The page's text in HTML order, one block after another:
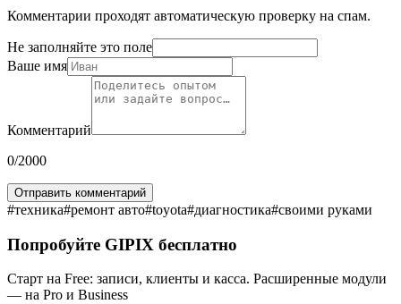
Комментарии проходят автоматическую проверку на спам.
Не заполняйте это поле
Ваше имя
Комментарий
0/2000
Отправить комментарий
#техника#ремонт авто#toyota#диагностика#своими руками
Попробуйте GIPIX бесплатно
Старт на Free: записи, клиенты и касса. Расширенные модули
— на Pro и Business